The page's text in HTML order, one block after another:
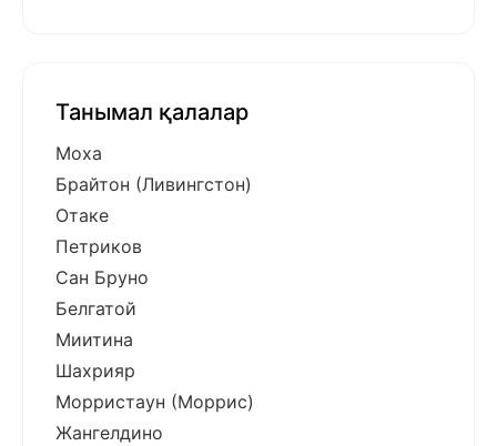
Танымал қалалар
Моха
Брайтон (Ливингстон)
Отаке
Петриков
Сан Бруно
Белгатой
Миитина
Шахрияр
Морристаун (Моррис)
Жангелдино